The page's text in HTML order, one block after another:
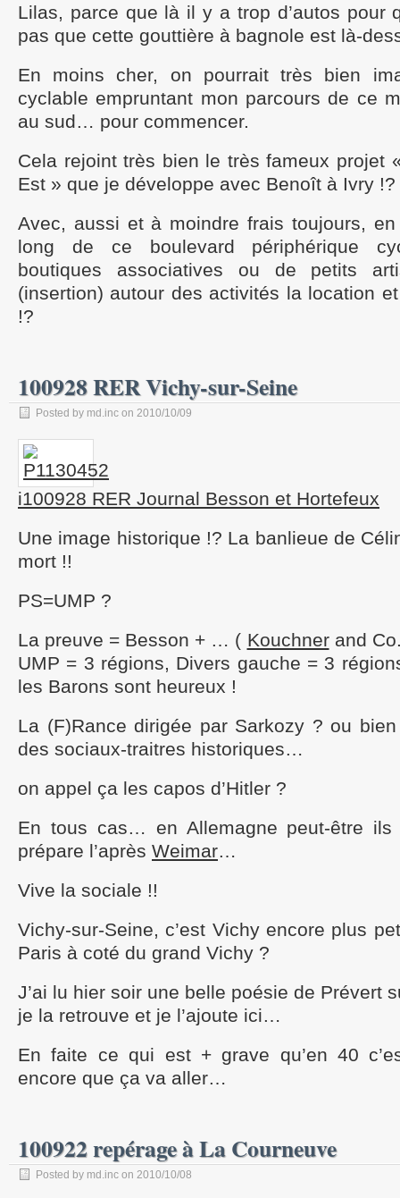
Lilas, parce que là il y a trop d’autos pour
pas que cette gouttière à bagnole est là-
En moins cher, on pourrait très bien
cyclable empruntant mon parcours de ce
au sud… pour commencer.
Cela rejoint très bien le très fameux projet
Est » que je développe avec Benoît à Ivry !?
Avec, aussi et à moindre frais toujours,
long de ce boulevard périphérique
boutiques associatives ou de petits
(insertion) autour des activités la location
!?
100928 RER Vichy-sur-Seine
Posted by md.inc on 2010/10/09
i100928 RER Journal Besson et Hortefeux
Une image historique !? La banlieue de
mort !!
PS=UMP ?
La preuve = Besson + … ( Kouchnerand
UMP = 3 régions, Divers gauche = 3
les Barons sont heureux !
La (F)Rance dirigée par Sarkozy ? ou
des sociaux-traitres historiques…
on appel ça les capos d’Hitler ?
En tous cas… en Allemagne peut-être
prépare l’après Weimar…
Vive la sociale !!
Vichy-sur-Seine, c’est Vichy encore plus
Paris à coté du grand Vichy ?
J’ai lu hier soir une belle poésie de Prévert
je la retrouve et je l’ajoute ici…
En faite ce qui est + grave qu’en 40
encore que ça va aller…
100922 repérage à La Courneuve
Posted by md.inc on 2010/10/08